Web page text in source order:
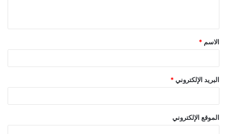
ق
*
الاسم *
البريد الإلكتروني *
الموقع الإلكتروني